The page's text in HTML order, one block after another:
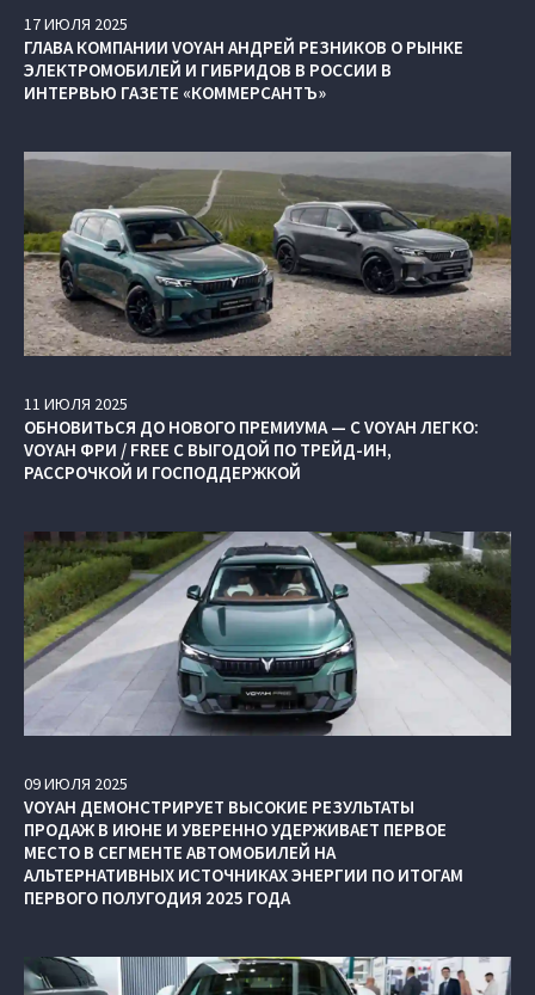
17ИЮЛЯ 2025
ГЛАВА КОМПАНИИ VOYAH АНДРЕЙ РЕЗНИКОВ О РЫНКЕ
ЭЛЕКТРОМОБИЛЕЙ И ГИБРИДОВ В РОССИИ В
ИНТЕРВЬЮ ГАЗЕТЕ «КОММЕРСАНТЪ»
11 ИЮЛЯ 2025
ОБНОВИТЬСЯ ДО НОВОГО ПРЕМИУМА — С VOYAH ЛЕГКО:
VOYAH ФРИ / FREE С ВЫГОДОЙ ПО ТРЕЙД-ИН,
РАССРОЧКОЙ И ГОСПОДДЕРЖКОЙ
09ИЮЛЯ 2025
VOYAH ДЕМОНСТРИРУЕТ ВЫСОКИЕ РЕЗУЛЬТАТЫ
ПРОДАЖ В ИЮНЕ И УВЕРЕННО УДЕРЖИВАЕТ ПЕРВОЕ
МЕСТО В СЕГМЕНТЕ АВТОМОБИЛЕЙ НА
АЛЬТЕРНАТИВНЫХ ИСТОЧНИКАХ ЭНЕРГИИ ПО ИТОГАМ
ПЕРВОГО ПОЛУГОДИЯ 2025 ГОДА